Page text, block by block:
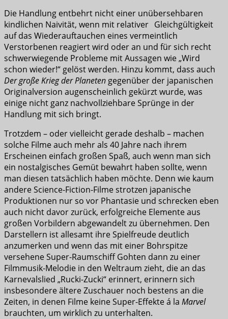
Die Handlung entbehrt nicht einer unübersehbaren
kindlichen Naivität, wenn mit relativer Gleichgültigkeit
auf das Wiederauftauchen eines vermeintlich
Verstorbenen reagiert wird oder an und für sich recht
schwerwiegende Probleme mit Aussagen wie „Wird
schon wieder!“ gelöst werden. Hinzu kommt, dass auch
Der große Krieg der Planeten gegenüber der japanischen
Originalversion augenscheinlich gekürzt wurde, was
einige nicht ganz nachvollziehbare Sprünge in der
Handlung mit sich bringt.
Trotzdem – oder vielleicht gerade deshalb – machen
solche Filme auch mehr als 40 Jahre nach ihrem
Erscheinen einfach großen Spaß, auch wenn man sich
ein nostalgisches Gemüt bewahrt haben sollte, wenn
man diesen tatsächlich haben möchte. Denn wie kaum
andere Science-Fiction-Filme strotzen japanische
Produktionen nur so vor Phantasie und schrecken eben
auch nicht davor zurück, erfolgreiche Elemente aus
großen Vorbildern abgewandelt zu übernehmen. Den
Darstellern ist allesamt ihre Spielfreude deutlich
anzumerken und wenn das mit einer Bohrspitze
versehene Super-Raumschiff Gohten dann zu einer
Filmmusik-Melodie in den Weltraum zieht, die an das
Karnevalslied „Rucki-Zucki“ erinnert, erinnern sich
insbesondere ältere Zuschauer noch bestens an die
Zeiten, in denen Filme keine Super-Effekte á la Marvel
brauchten, um wirklich zu unterhalten.